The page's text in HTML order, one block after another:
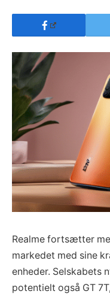
Realme fortsætter
markedet med sine
enheder. Selskabets
potentielt også GT